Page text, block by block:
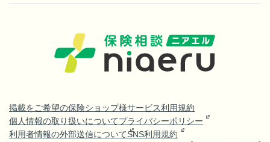
掲載をご希望の保険ショップ様サービス利用規約
個人情報の取り扱いについてプライバシーポリシー
利用者情報の外部送信についてSNS利用規約